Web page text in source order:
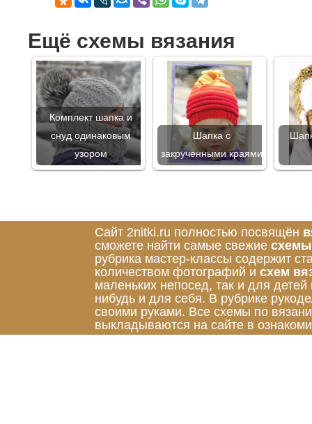
Ещё схемы вязания
Комплект шапка и
снуд одинаковым
узором
Шапка с
закрученными краями
Сайт 2nitki.ru полностью посвящён
сможете найти самые свежие схемы
рубрика мастер-классы содержит
количеством фотографий и схем
маленьких непосед, так и для
нибудь и для себя. В рубрике
своими руками. Все схемы по
выкладываются на сайте в